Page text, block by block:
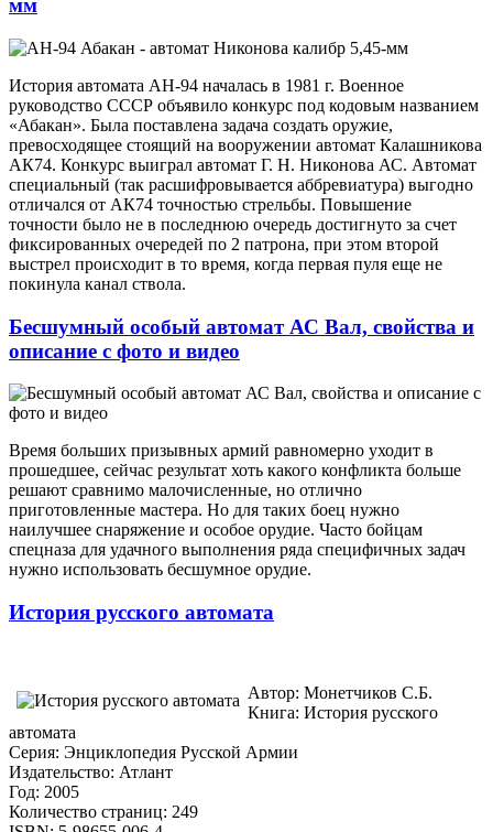
мм
История автомата АН-94 началась в 1981 г. Военное
руководство СССР объявило конкурс под кодовым названием
«Абакан». Была поставлена задача создать оружие,
превосходящее стоящий на вооружении автомат Калашникова
АК74. Конкурс выиграл автомат Г. Н. Никонова АС. Автомат
специальный (так расшифровывается аббревиатура) выгодно
отличался от АК74 точностью стрельбы. Повышение
точности было не в последнюю очередь достигнуто за счет
фиксированных очередей по 2 патрона, при этом второй
выстрел происходит в то время, когда первая пуля еще не
покинула канал ствола.
Бесшумный особый автомат АС Вал, свойства и
описание с фото и видео
Время больших призывных армий равномерно уходит в
прошедшее, сейчас результат хоть какого конфликта больше
решают сравнимо малочисленные, но отлично
приготовленные мастера. Но для таких боец нужно
наилучшее снаряжение и особое орудие. Часто бойцам
спецназа для удачного выполнения ряда специфичных задач
нужно использовать бесшумное орудие.
История русского автомата
Автор: Монетчиков С.Б.
Книга: История русского
автомата
Серия: Энциклопедия Русской Армии
Издательство: Атлант
Год: 2005
Количество страниц: 249